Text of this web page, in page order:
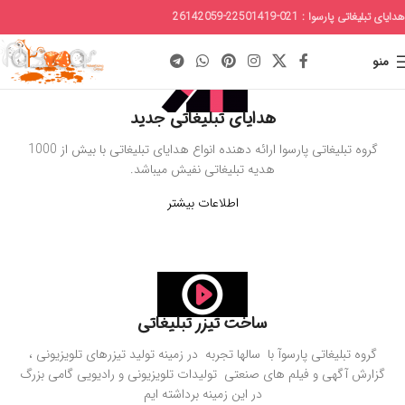
هدایای تبلیغاتی پارسوا : 021-22501419-26142059
منو
هدایای تبلیغاتی جدید
گروه تبلیغاتی پارسوا ارائه دهنده انواع هدایای تبلیغاتی با بیش از 1000
هدیه تبلیغاتی نفیش میباشد.
اطلاعات بیشتر
ساخت تیزر تبلیغاتی
گروه تبلیغاتی پارسوآ با سالها تجربه در زمینه تولید تیزرهای تلویزیونی ،
گزارش آگهی و فیلم های صنعتی تولیدات تلویزیونی و رادیویی گامی بزرگ
در این زمینه برداشته ایم